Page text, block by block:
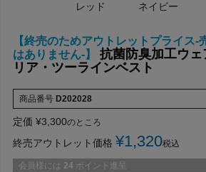
レッド ネイビー
【終売のためアウトレットプライス-
はありません-】
抗菌防臭加工ウ
リア・ツーラインベスト
商品番号 D202028
定価 ¥3,300のところ
終売アウトレット価格 ¥1,320税込
会員様には 24 ポイント進呈